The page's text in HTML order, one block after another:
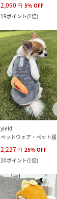
2,090 円 5%OFF
19ポイント(1倍)
yield
ペットウェア・ペット服
2,227 円 25%OFF
20ポイント(1倍)